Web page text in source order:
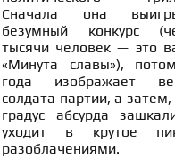
Сначала она
безумный конкурс
тысячи человек — это
«Минута славы»),
года изображает
солдата партии, а затем,
градус абсурда
уходит в крутое
разоблачениями.